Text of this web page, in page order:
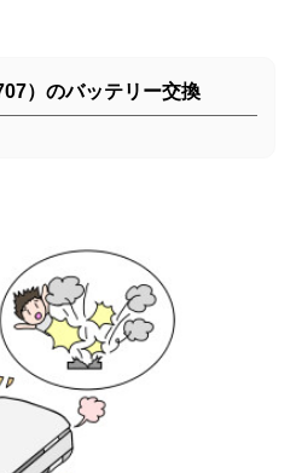
）のバッテリー交換